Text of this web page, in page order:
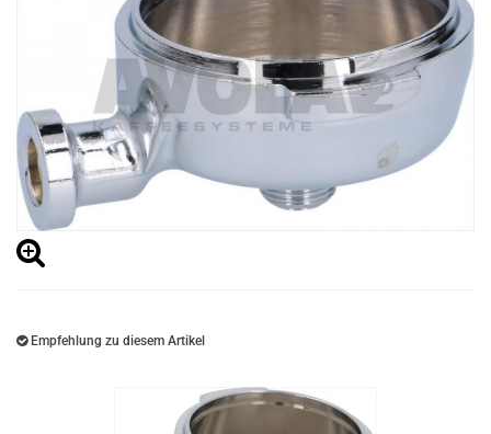
Empfehlung zu diesem Artikel